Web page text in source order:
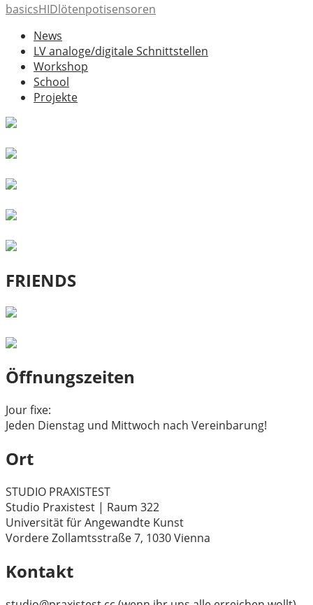
basicsHIDlötenpotisensoren
News
LV analoge/digitale Schnittstellen
Workshop
School
Projekte
FRIENDS
Öffnungszeiten
Jour fixe:
Jeden Dienstag und Mittwoch nach Vereinbarung!
Ort
STUDIO PRAXISTEST
Studio Praxistest | Raum 322
Universität für Angewandte Kunst
Vordere Zollamtsstraße 7, 1030 Vienna
Kontakt